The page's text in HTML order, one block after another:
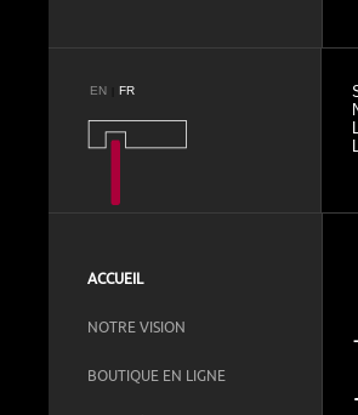
EN FR
ACCUEIL
NOTRE VISION
BOUTIQUE EN LIGNE